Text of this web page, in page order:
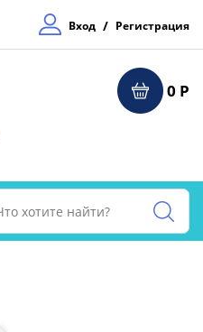
Вход / Регистрация
0 Р